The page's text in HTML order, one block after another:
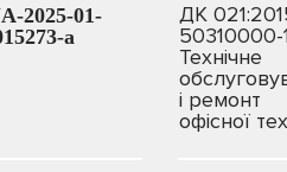
2025-01-
a
ДК
50310000-
Технічне
і ремонт
офісної